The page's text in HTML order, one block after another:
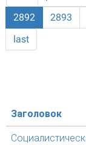
2892
2893
last
Заголовок